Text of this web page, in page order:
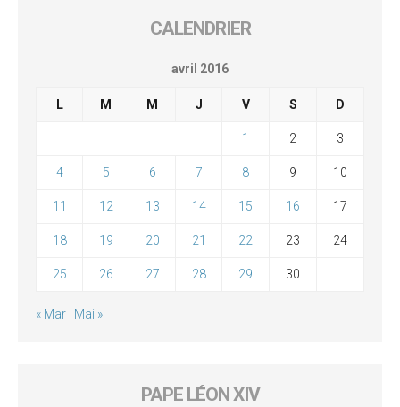
CALENDRIER
avril 2016
L M M J V S D
1 2 3
4 5 6 7 8 9 10
11 12 13 14 15 16 17
18 19 20 21 22 23 24
25 26 27 28 29 30
« Mar Mai »
PAPE LÉON XIV